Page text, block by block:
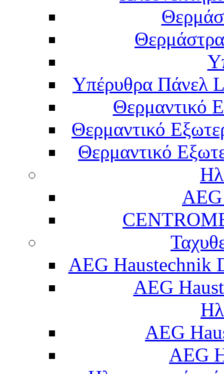
Υπέρυθρα Πάνελ
Θερμαντικό
Θερμαντικό
Θερμαντικό
AEG Haustechnik
AEG
AEG
AEG